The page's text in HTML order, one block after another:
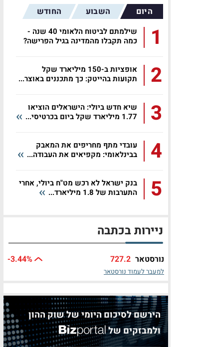
היום השבוע החודש
1
שילמתם לביטוח הלאומי 40 שנה -
כמה תקבלו מהמדינה בגיל הפרישה?
2
אופציות ב-150 מיליארד שקל
תקועות בהייטק: כך מתכננים באוצר...
3
שיא חדש ביולי: הישראלים הוציאו
1.77 מיליארד שקל ביום בכרטיסי...
4
עובדי מתף מחריפים את המאבק
בבינלאומי: מקפיאים את העבודה...
5
בנק ישראל לא רכש מט"ח ביולי, אחרי
התערבות של 1.8 מיליארד...
ניירות בכתבה
נורסטאר 727.2
-3.44%
למעבר לעמוד נורסטאר
הירשם לסיכום היומי של שוק ההון
ולמבזקים של